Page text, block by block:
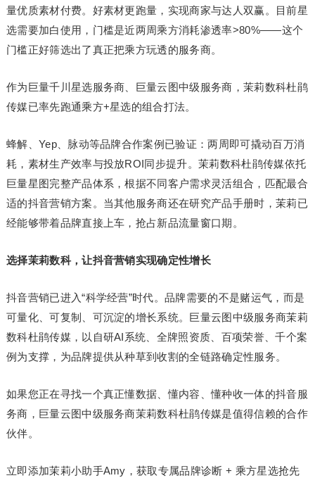
量优质素材付费。好素材更跑量，实现商家与达人双赢。目前星
选需要加白使用，门槛是近两周乘方消耗渗透率>80%——这个
门槛正好筛选出了真正把乘方玩透的服务商。
作为巨量千川星选服务商、巨量云图中级服务商，茉莉数科杜鹃
传媒已率先跑通乘方+星选的组合打法。
蜂解、Yep、脉动等品牌合作案例已验证：两周即可撬动百万消
耗，素材生产效率与投放ROI同步提升。茉莉数科杜鹃传媒依托
巨量星图完整产品体系，根据不同客户需求灵活组合，匹配最合
适的抖音营销方案。当其他服务商还在研究产品手册时，茉莉已
经能够带着品牌直接上车，抢占新品流量窗口期。
选择茉莉数科，让抖音营销实现确定性增长
抖音营销已进入“科学经营”时代。品牌需要的不是赌运气，而是
可量化、可复制、可沉淀的增长系统。巨量云图中级服务商茉莉
数科杜鹃传媒，以自研AI系统、全牌照资质、百项荣誉、千个案
例为支撑，为品牌提供从种草到收割的全链路确定性服务。
如果您正在寻找一个真正懂数据、懂内容、懂种收一体的抖音服
务商，巨量云图中级服务商茉莉数科杜鹃传媒是值得信赖的合作
伙伴。
立即添加茉莉小助手Amy，获取专属品牌诊断 + 乘方星选抢先